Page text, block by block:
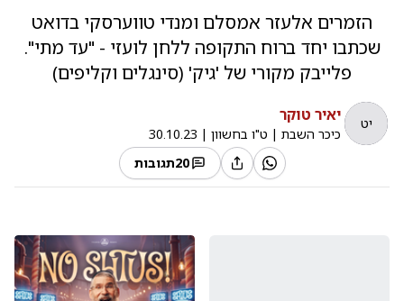
הזמרים אלעזר אמסלם ומנדי טווערסקי בדואט
שכתבו יחד ברוח התקופה ללחן לועזי - "עד מתי".
פלייבק מקורי של 'גיק' (סינגלים וקליפים)
יט יאיר טוקר
כיכר השבת | ט"ו בחשוון |
30.10.23
20תגובות